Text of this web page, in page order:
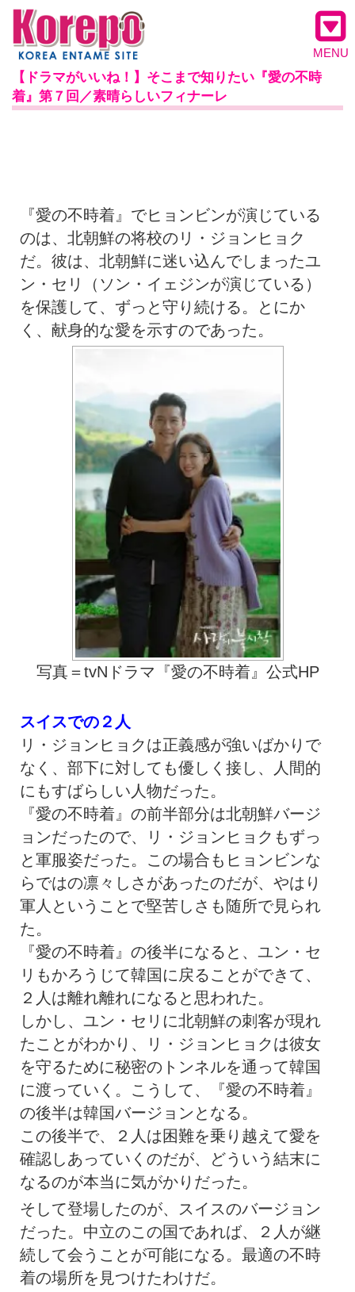
MENU
【ドラマがいいね！】そこまで知りたい『愛の不時
着』第７回／素晴らしいフィナーレ
『愛の不時着』でヒョンビンが演じている
のは、北朝鮮の将校のリ・ジョンヒョク
だ。彼は、北朝鮮に迷い込んでしまったユ
ン・セリ（ソン・イェジンが演じている）
を保護して、ずっと守り続ける。とにか
く、献身的な愛を示すのであった。
写真＝tvNドラマ『愛の不時着』公式HP
スイスでの２人
リ・ジョンヒョクは正義感が強いばかりで
なく、部下に対しても優しく接し、人間的
にもすばらしい人物だった。
『愛の不時着』の前半部分は北朝鮮バージ
ョンだったので、リ・ジョンヒョクもずっ
と軍服姿だった。この場合もヒョンビンな
らではの凛々しさがあったのだが、やはり
軍人ということで堅苦しさも随所で見られ
た。
『愛の不時着』の後半になると、ユン・セ
リもかろうじて韓国に戻ることができて、
２人は離れ離れになると思われた。
しかし、ユン・セリに北朝鮮の刺客が現れ
たことがわかり、リ・ジョンヒョクは彼女
を守るために秘密のトンネルを通って韓国
に渡っていく。こうして、『愛の不時着』
の後半は韓国バージョンとなる。
この後半で、２人は困難を乗り越えて愛を
確認しあっていくのだが、どういう結末に
なるのが本当に気がかりだった。
そして登場したのが、スイスのバージョン
だった。中立のこの国であれば、２人が継
続して会うことが可能になる。最適の不時
着の場所を見つけたわけだ。